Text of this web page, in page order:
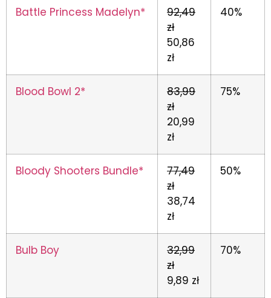
Battle Princess Madelyn*
92,49
zł
50,86
zł
40%
Blood Bowl 2*
83,99
zł
20,99
zł
75%
Bloody Shooters Bundle*
77,49
zł
38,74
zł
50%
Bulb Boy
32,99
zł
9,89 zł
70%